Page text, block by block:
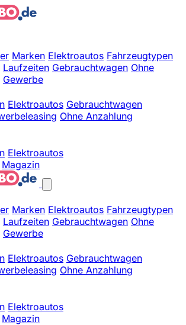
Marken Elektroautos Fahrzeugtypen
Laufzeiten Gebrauchtwagen Ohne
Gewerbe
Elektroautos Gebrauchtwagen
Ohne Anzahlung
Elektroautos
Magazin
Marken Elektroautos Fahrzeugtypen
Laufzeiten Gebrauchtwagen Ohne
Gewerbe
Elektroautos Gebrauchtwagen
Ohne Anzahlung
Elektroautos
Magazin